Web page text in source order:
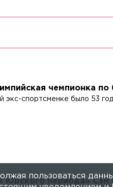
чемпионка по
экс-спортсменке было 53
Юрского периода» Сэм
пользоваться